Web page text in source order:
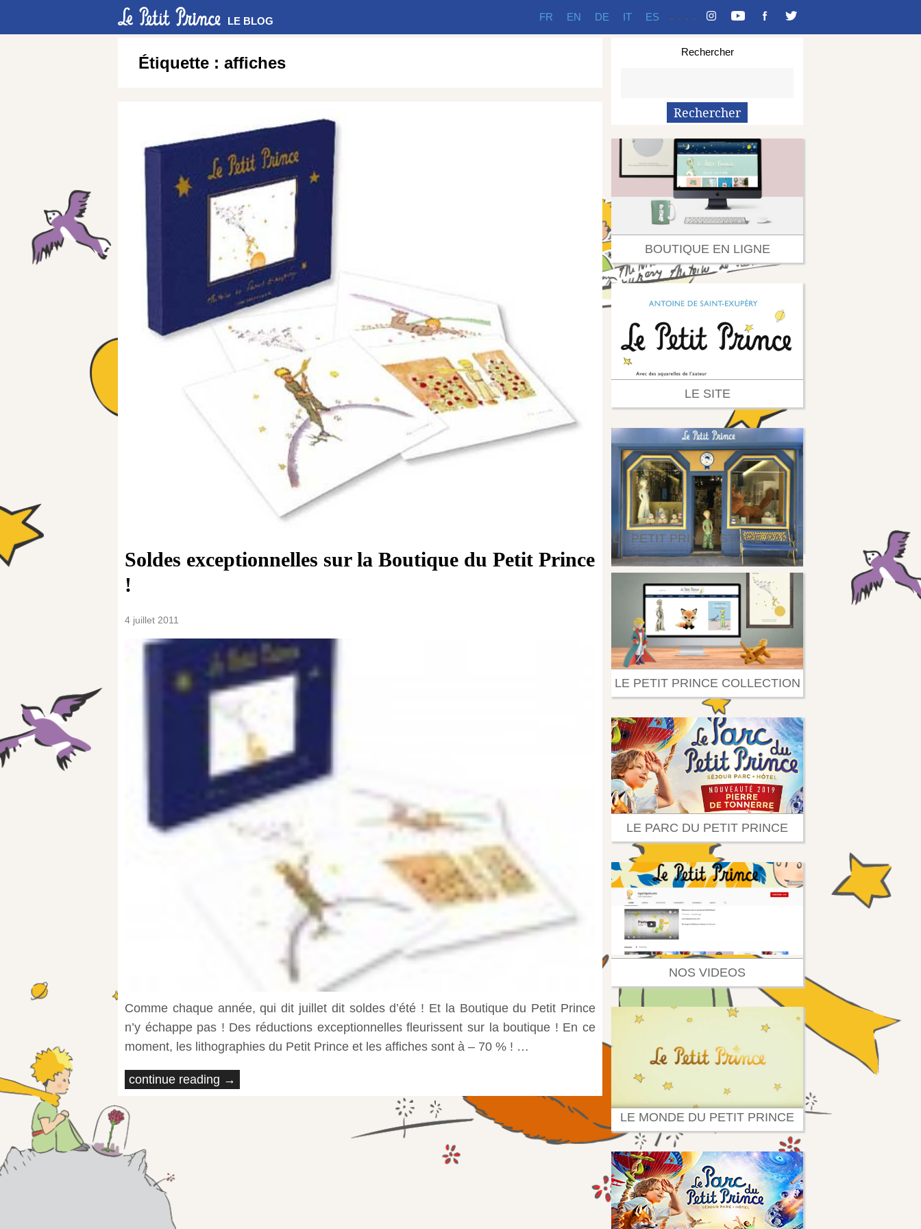
LE BLOG - - - -
FR EN DE IT ES
Étiquette : affiches
Soldes exceptionnelles sur la Boutique du Petit Prince
!
4 juillet 2011
Comme chaque année, qui dit juillet dit soldes d’été ! Et la Boutique du Petit Prince
n’y échappe pas ! Des réductions exceptionnelles fleurissent sur la boutique ! En ce
moment, les lithographies du Petit Prince et les affiches sont à – 70 % ! …
continue reading →
Rechercher
BOUTIQUE EN LIGNE
LE SITE
LE PETIT PRINCE STORE PARIS
LE PETIT PRINCE COLLECTION
LE PARC DU PETIT PRINCE
NOS VIDEOS
LE MONDE DU PETIT PRINCE